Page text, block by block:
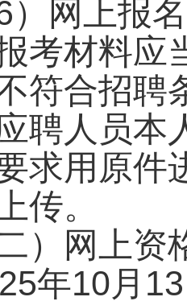
上报名
考材料应
符合招聘
聘人员本
求用原件
传。
网上资
10月13